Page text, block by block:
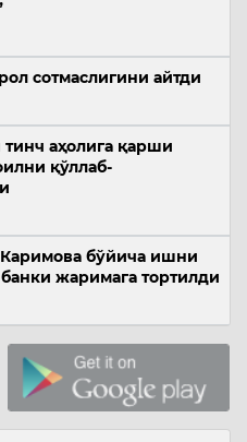
сотмаслигини айтди
аҳолига қарши
қўллаб-
бўйича ишни
жаримага тортилди